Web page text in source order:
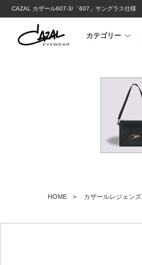
CAZAL カザール607-3/「607」サングラス仕様
カテゴリー
HOME カザールレジェンズ